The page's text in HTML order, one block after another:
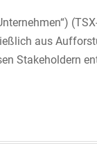
aus
Stakeholdern